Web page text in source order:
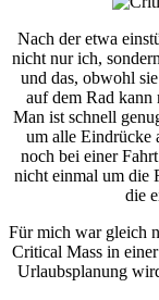
Nach der etwa
nicht nur ich,
und das, obwohl
auf dem Rad kann
Man ist schnell
um alle Eindrücke
noch bei einer
nicht einmal um die
die
Für mich war gleich
Critical Mass in
Urlaubsplanung